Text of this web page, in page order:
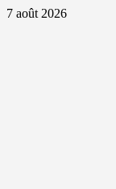
Aller
7 août 2026